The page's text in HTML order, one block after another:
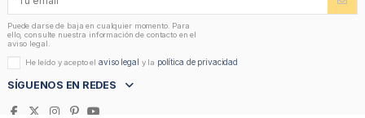
Puede darse de baja en cualquier momento. Para
ello, consulte nuestra información de contacto en el
aviso legal.
He leído y acepto elaviso legal y la política de privacidad
SÍGUENOS EN REDES